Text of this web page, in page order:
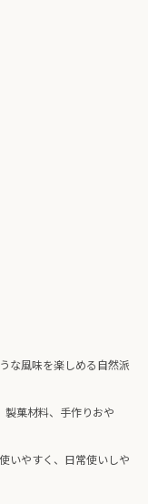
な風味を楽しめる自然派
製菓材料、手作りおや
いやすく、日常使いしや